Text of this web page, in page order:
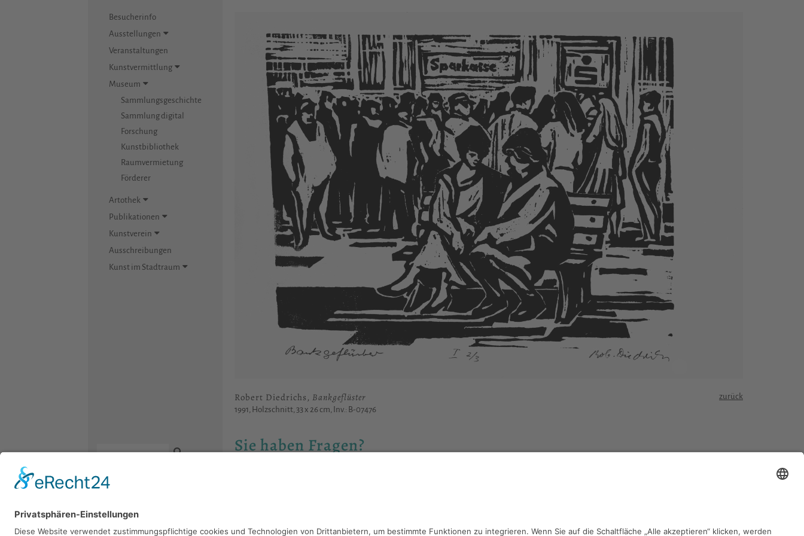
Besucherinfo
Ausstellungen
Veranstaltungen
Kunstvermittlung
Museum
Sammlungsgeschichte
Sammlung digital
Forschung
Kunstbibliothek
Raumvermietung
Förderer
Artothek
Publikationen
Kunstverein
Ausschreibungen
Kunst im Stadtraum
Kontakt
Newsletter
Impressum
Robert Diedrichs, Bankgeflüster
1991, Holzschnitt, 33 x 26 cm, Inv.: B-07476
zurück
Sie haben Fragen?